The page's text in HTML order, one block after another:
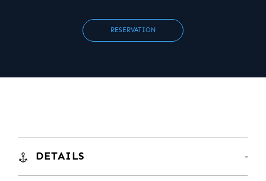
RESERVATION
DETAILS